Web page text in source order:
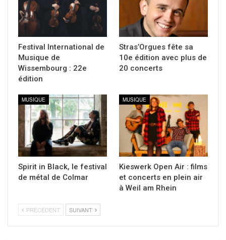
Festival International de
Musique de
Wissembourg : 22e
édition
Stras’Orgues fête sa
10e édition avec plus de
20 concerts
MUSIQUE
Spirit in Black, le festival
de métal de Colmar
MUSIQUE
Kieswerk Open Air : films
et concerts en plein air
à Weil am Rhein
PRÉCÉDENT SUIVANT